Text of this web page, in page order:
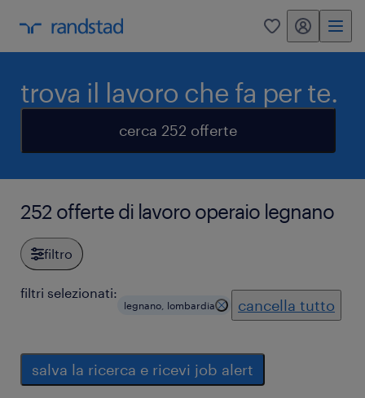
0 my randstad
trova il lavoro che fa per te.
cerca 252 offerte
252 offerte di lavoro operaio legnano
filtro
filtri selezionati:
legnano, lombardia cancella tutto
salva la ricerca e ricevi job alert